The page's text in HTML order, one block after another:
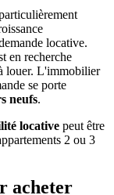
locative.
en recherche
louer. L'immobilier
se porte
neufs.
locative peut être
2 ou 3
acheter